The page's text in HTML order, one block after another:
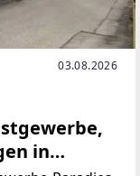
03.08.2026
in